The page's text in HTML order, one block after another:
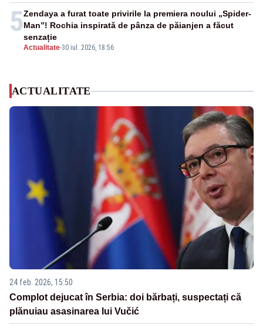
5
Actualitate-30 iul. 2026, 18:56
Zendaya a furat toate privirile la premiera noului „Spider-
Man”! Rochia inspirată de pânza de păianjen a făcut
senzație
ACTUALITATE
24 feb. 2026, 15:50
Complot dejucat în Serbia: doi bărbați, suspectați că
plănuiau asasinarea lui Vučić